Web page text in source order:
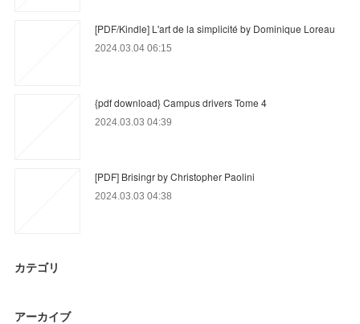
[PDF/Kindle] L'art de la simplicité by Dominique Loreau
2024.03.04 06:15
{pdf download} Campus drivers Tome 4
2024.03.03 04:39
[PDF] Brisingr by Christopher Paolini
2024.03.03 04:38
カテゴリ
アーカイブ